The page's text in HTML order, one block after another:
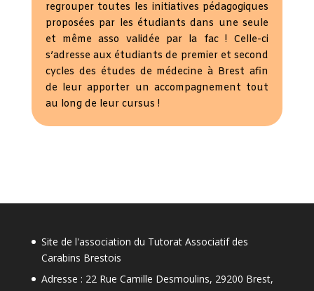
regrouper toutes les initiatives pédagogiques
proposées par les étudiants dans une seule
et même asso validée par la fac ! Celle-ci
s’adresse aux étudiants de premier et second
cycles des études de médecine à Brest afin
de leur apporter un accompagnement tout
au long de leur cursus !
Site de l'association du Tutorat Associatif des
Carabins Brestois
Adresse : 22 Rue Camille Desmoulins, 29200 Brest,